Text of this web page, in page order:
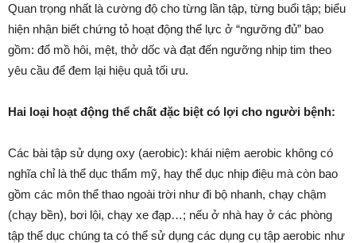
Quan trọng nhất là cường độ cho từng lần tập, từng buổi tập; biểu
hiện nhận biết chứng tỏ hoạt động thể lực ở “ngưỡng đủ” bao
gồm: đổ mồ hôi, mệt, thở dốc và đạt đến ngưỡng nhịp tim theo
yêu cầu để đem lại hiệu quả tối ưu.
Hai loại hoạt động thể chất đặc biệt có lợi cho người bệnh:
Các bài tập sử dụng oxy (aerobic): khái niệm aerobic không có
nghĩa chỉ là thể dục thẩm mỹ, hay thể dục nhịp điệu mà còn bao
gồm các môn thể thao ngoài trời như đi bộ nhanh, chạy chậm
(chạy bền), bơi lội, chạy xe đạp…; nếu ở nhà hay ở các phòng
tập thể dục chúng ta có thể sử dụng các dụng cụ tập aerobic như